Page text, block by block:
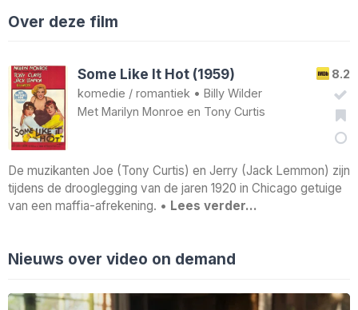
Over deze film
8.2
Some Like It Hot (1959)
komedie / romantiek • Billy Wilder
Met Marilyn Monroe en Tony Curtis
De muzikanten Joe (Tony Curtis) en Jerry (Jack Lemmon) zijn
tijdens de drooglegging van de jaren 1920 in Chicago getuige
van een maffia-afrekening. • Lees verder…
Nieuws over video on demand